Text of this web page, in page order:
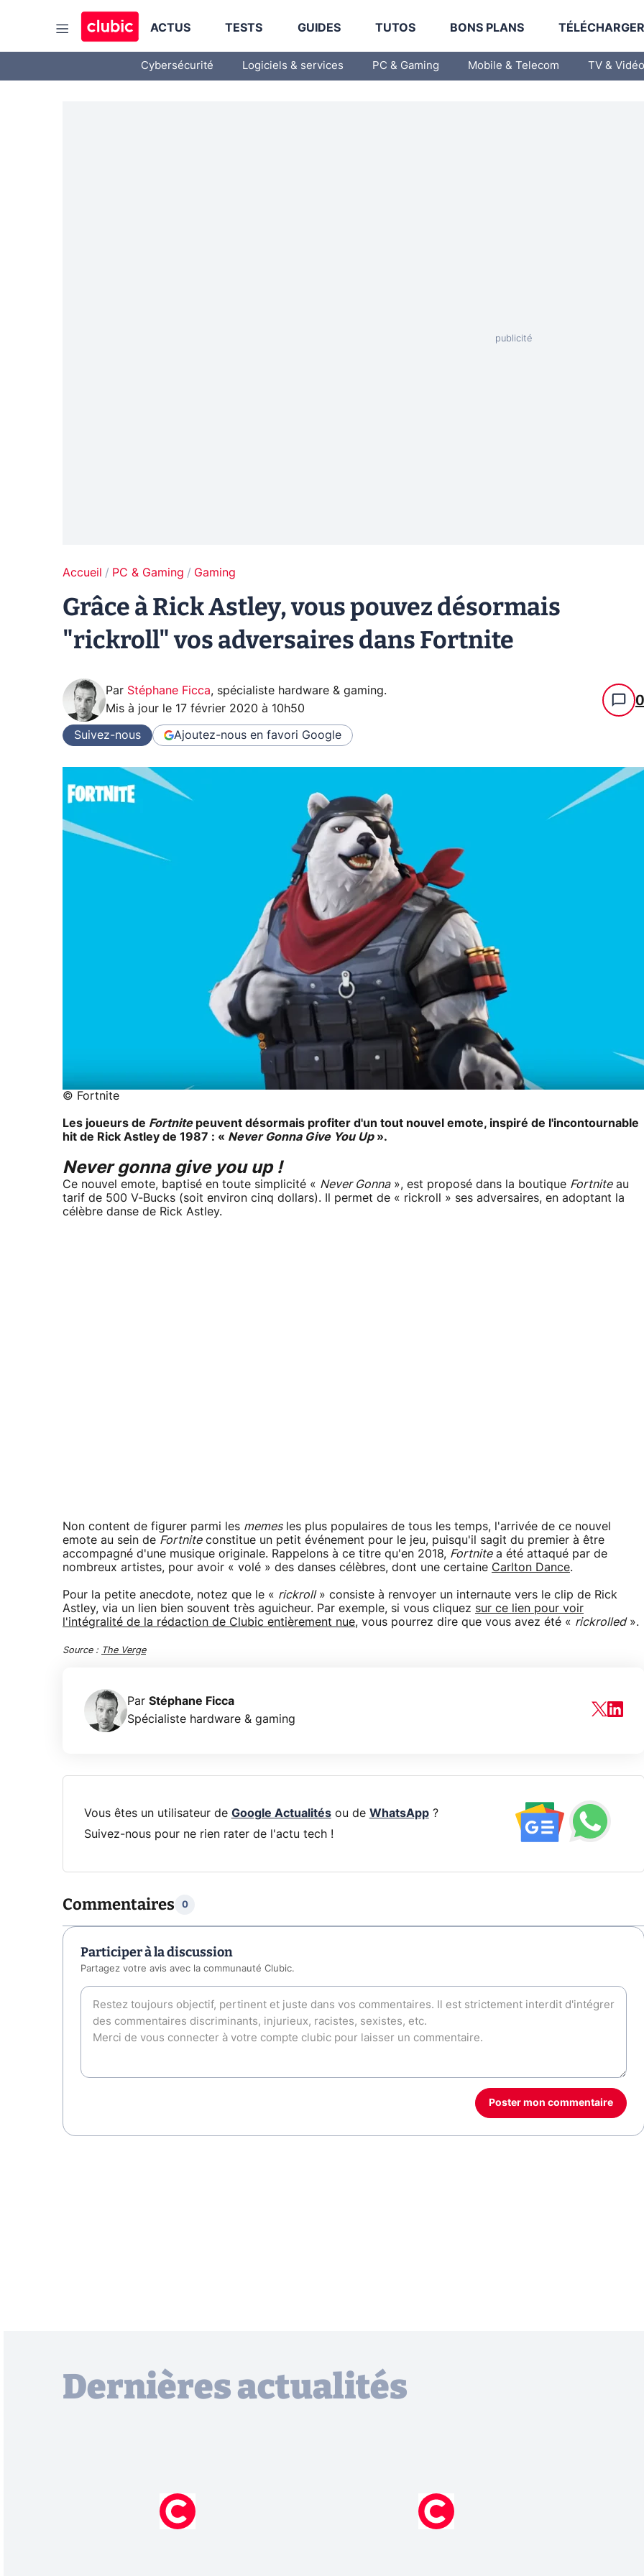
ACTUS TESTS GUIDES TUTOS BONS PLANS
Cybersécurité Logiciels & services PC & Gaming Mobile & Telecom TV & Vidéo
Accueil PC & Gaming Gaming
Grâce à Rick Astley, vous pouvez désormais
"rickroll" vos adversaires dans Fortnite
Par Stéphane Ficca, spécialiste hardware & gaming.
Mis à jour le 17 février 2020 à 10h50 0
Suivez-nous Ajoutez-nous en favori Google
© Fortnite
Les joueurs de Fortnitepeuvent désormais profiter d'un tout nouvel emote, inspiré de l'incontournable
hit de Rick Astley de 1987 : « Never Gonna Give You Up».
Never gonna give you up !
Ce nouvel emote, baptisé en toute simplicité « Never Gonna», est proposé dans la boutique Fortniteau
tarif de 500 V-Bucks (soit environ cinq dollars). Il permet de « rickroll » ses adversaires, en adoptant la
célèbre danse de Rick Astley.
Non content de figurer parmi les memesles plus populaires de tous les temps, l'arrivée de ce nouvel
emote au sein de Fortniteconstitue un petit événement pour le jeu, puisqu'il sagit du premier à être
accompagné d'une musique originale. Rappelons à ce titre qu'en 2018, Fortnitea été attaqué par de
nombreux artistes, pour avoir « volé » des danses célèbres, dont une certaine Carlton Dance.
Pour la petite anecdote, notez que le « rickroll» consiste à renvoyer un internaute vers le clip de Rick
Astley, via un lien bien souvent très aguicheur. Par exemple, si vous cliquez sur ce lien pour voir
l'intégralité de la rédaction de Clubic entièrement nue, vous pourrez dire que vous avez été « rickrolled».
Source : The Verge
Par Stéphane Ficca
Spécialiste hardware & gaming
Vous êtes un utilisateur de Google Actualitésou de WhatsApp?
Suivez-nous pour ne rien rater de l'actu tech !
Commentaires 0
Participer à la discussion
Partagez votre avis avec la communauté Clubic.
Poster mon commentaire
Dernières actualités